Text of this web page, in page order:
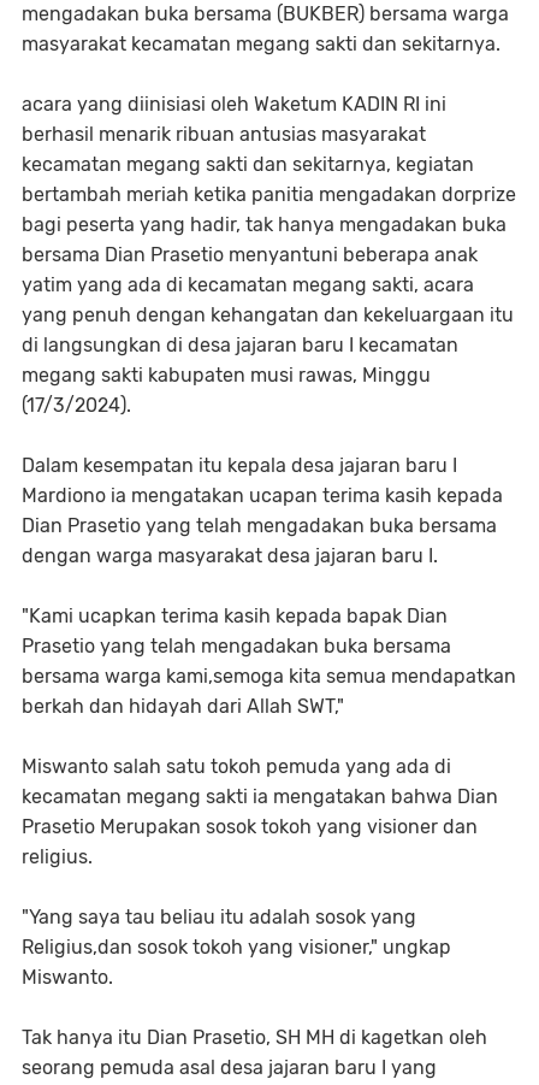
mengadakan buka bersama (BUKBER) bersama warga
masyarakat kecamatan megang sakti dan sekitarnya.
acara yang diinisiasi oleh Waketum KADIN RI ini
berhasil menarik ribuan antusias masyarakat
kecamatan megang sakti dan sekitarnya, kegiatan
bertambah meriah ketika panitia mengadakan dorprize
bagi peserta yang hadir, tak hanya mengadakan buka
bersama Dian Prasetio menyantuni beberapa anak
yatim yang ada di kecamatan megang sakti, acara
yang penuh dengan kehangatan dan kekeluargaan itu
di langsungkan di desa jajaran baru I kecamatan
megang sakti kabupaten musi rawas, Minggu
(17/3/2024).
Dalam kesempatan itu kepala desa jajaran baru I
Mardiono ia mengatakan ucapan terima kasih kepada
Dian Prasetio yang telah mengadakan buka bersama
dengan warga masyarakat desa jajaran baru I.
"Kami ucapkan terima kasih kepada bapak Dian
Prasetio yang telah mengadakan buka bersama
bersama warga kami,semoga kita semua mendapatkan
berkah dan hidayah dari Allah SWT,"
Miswanto salah satu tokoh pemuda yang ada di
kecamatan megang sakti ia mengatakan bahwa Dian
Prasetio Merupakan sosok tokoh yang visioner dan
religius.
"Yang saya tau beliau itu adalah sosok yang
Religius,dan sosok tokoh yang visioner," ungkap
Miswanto.
Tak hanya itu Dian Prasetio, SH MH di kagetkan oleh
seorang pemuda asal desa jajaran baru I yang